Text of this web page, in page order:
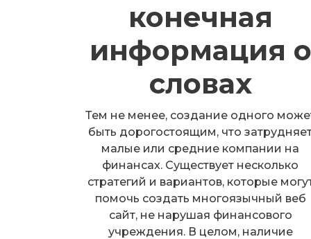
конечная
информация о
словах
Тем не менее, создание одного
быть дорогостоящим, что
малые или средние компании на
финансах. Существует несколько
стратегий и вариантов, которые
помочь создать многоязычный веб
сайт, не нарушая финансового
учреждения. В целом, наличие